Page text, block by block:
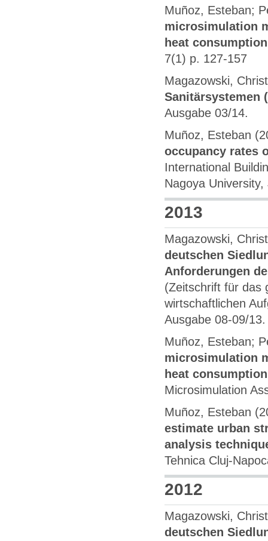
Muñoz, Esteban;
microsimulation
heat
7(1) p. 127-157
Magazowski,
Sanitärsystemen
Ausgabe 03/14.
Muñoz, Esteban
occupancy rates
International
Nagoya University,
2013
Magazowski,
deutschen
Anforderungen
(Zeitschrift für das
wirtschaftlichen
Ausgabe 08-09/13.
Muñoz, Esteban;
microsimulation
heat
Microsimulation
Muñoz, Esteban
estimate urban
analysis
Tehnica Cluj-
2012
Magazowski,
deutschen